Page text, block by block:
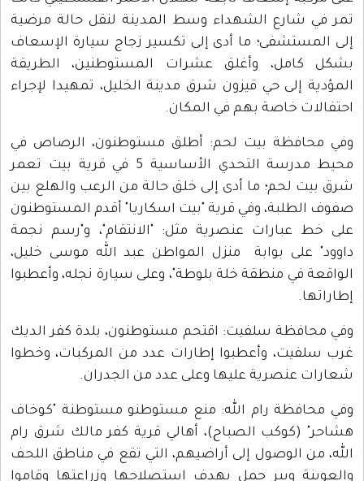
في شارع الشهداء وسط المدينة لنقل حالة مرضية
المستشفى؛ ما أدى إلى تكسير زجاج سيارة الإسعاف
كامل، وأغلق عشرات المستوطنين، الطريقة
إلى حي قيزون شرق مدينة الخليل، تمهيدا لإجراء
خاصة بهم في المكان.
محافظة بيت لحم: أطلق مستوطنون، الرصاص في
محيط مدرسة التحدي الأساسية 5 في قرية بيت تعمر
بيت لحم؛ ما أدى إلى خلق حالة من الرعب والهلع بين
الطلبة، وفي قرية "بيت اسكاريا" أقدم المستوطنون
خط عبارات عنصرية مثل: "الانتقام"، و"رسم نجمة
على بوابة منزل المواطن عبد الله موسى خليل،
في منطقة خلة بلوطة"، وعلى سيارة نجله، وأعطبوا
محافظة سلفيت: اقتحم مستوطنون، بلدة كفر الديك
سلفيت، وأعطبوا إطارات عدد من المركبات، وخطوا
عنصرية عليها وعلى عدد من الجدران.
محافظة رام الله: منع مستوطنو مستوطنة "كوخاف
(كوكب الصباح)، أهالي قرية كفر مالك شرق رام
من الوصول إلى أراضيهم، التي تقع في مناطق اللحف
وبير جمل بهدف استصلاحها وزراعتها وقاموا